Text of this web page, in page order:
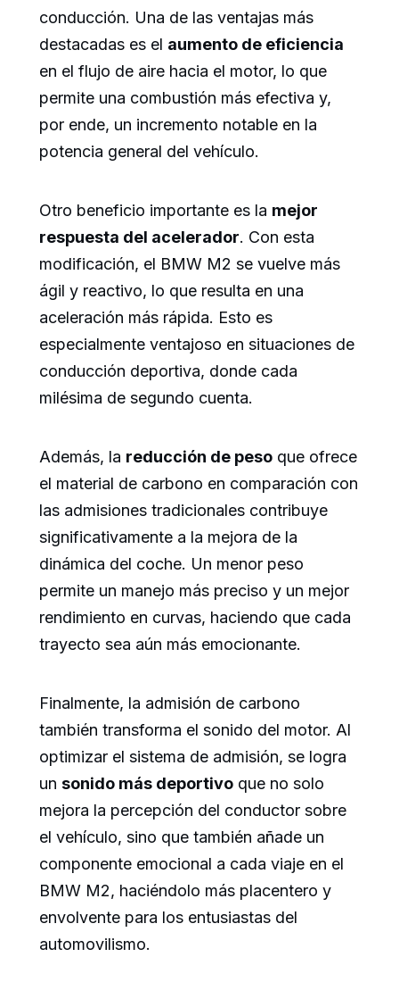
conducción. Una de las ventajas más
destacadas es el aumento de eficiencia
en el flujo de aire hacia el motor, lo que
permite una combustión más efectiva y,
por ende, un incremento notable en la
potencia general del vehículo.
Otro beneficio importante es la mejor
respuesta del acelerador. Con esta
modificación, el BMW M2 se vuelve más
ágil y reactivo, lo que resulta en una
aceleración más rápida. Esto es
especialmente ventajoso en situaciones de
conducción deportiva, donde cada
milésima de segundo cuenta.
Además, la reducción de peso que ofrece
el material de carbono en comparación con
las admisiones tradicionales contribuye
significativamente a la mejora de la
dinámica del coche. Un menor peso
permite un manejo más preciso y un mejor
rendimiento en curvas, haciendo que cada
trayecto sea aún más emocionante.
Finalmente, la admisión de carbono
también transforma el sonido del motor. Al
optimizar el sistema de admisión, se logra
un sonido más deportivo que no solo
mejora la percepción del conductor sobre
el vehículo, sino que también añade un
componente emocional a cada viaje en el
BMW M2, haciéndolo más placentero y
envolvente para los entusiastas del
automovilismo.